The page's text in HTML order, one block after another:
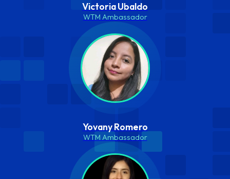
Victoria Ubaldo
WTM Ambassador
Yovany Romero
WTM Ambassador